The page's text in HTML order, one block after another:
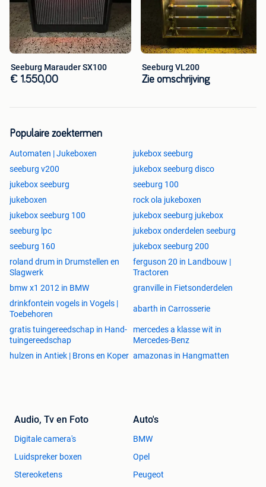
Seeburg Marauder SX100
€ 1.550,00
Seeburg VL200
Zie omschrijving
Populaire zoektermen
Automaten | Jukeboxen
jukebox seeburg
seeburg v200
jukebox seeburg disco
jukebox seeburg
seeburg 100
jukeboxen
rock ola jukeboxen
jukebox seeburg 100
jukebox seeburg jukebox
seeburg lpc
jukebox onderdelen seeburg
seeburg 160
jukebox seeburg 200
roland drum in Drumstellen en
Slagwerk
ferguson 20 in Landbouw |
Tractoren
bmw x1 2012 in BMW
granville in Fietsonderdelen
drinkfontein vogels in Vogels |
Toebehoren
abarth in Carrosserie
gratis tuingereedschap in Hand-
tuingereedschap
mercedes a klasse wit in
Mercedes-Benz
hulzen in Antiek | Brons en Koper amazonas in Hangmatten
Audio, Tv en Foto
Digitale camera's
Luidspreker boxen
Stereoketens
Auto's
BMW
Opel
Peugeot